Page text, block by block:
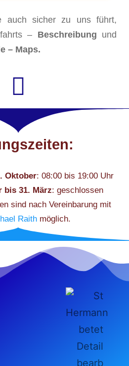
auch sicher zu uns führt,
– Beschreibung und
– Maps.
Oktober: 08:00 bis 19:00 Uhr
bis 31. März: geschlossen
sind nach Vereinbarung mit
Raith möglich.